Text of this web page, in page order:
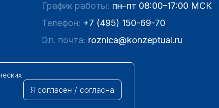
График работы: пн–пт 08:00–17:00 МСК
Телефон: +7 (495) 150-69-70
Эл. почта: roznica@konzeptual.ru
Я согласен / согласна